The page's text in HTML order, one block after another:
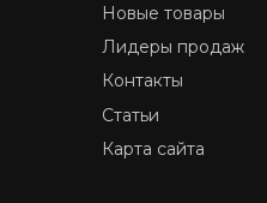
Новые товары
Лидеры продаж
Контакты
Статьи
Карта сайта